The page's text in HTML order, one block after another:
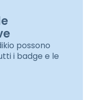
possono
i badge e le